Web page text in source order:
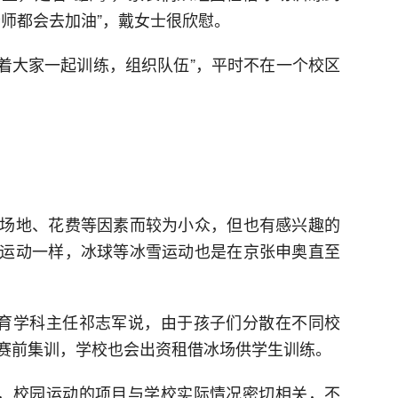
都会去加油”，戴女士很欣慰。
大家一起训练，组织队伍”，平时不在一个校区
地、花费等因素而较为小众，但也有感兴趣的
动一样，冰球等冰雪运动也是在京张申奥直至
学科主任祁志军说，由于孩子们分散在不同校
集训，学校也会出资租借冰场供学生训练。
校园运动的项目与学校实际情况密切相关，不